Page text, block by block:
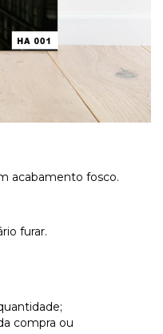
acabamento fosco.
furar.
compra ou